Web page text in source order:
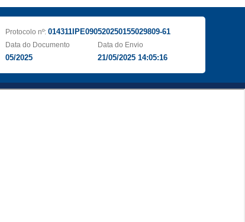
Protocolo nº: 014311IPE090520250155029809-61
Data do Documento
05/2025
Data do Envio
21/05/2025 14:05:16